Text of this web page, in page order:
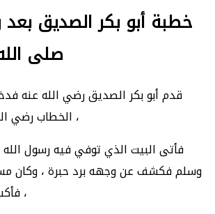
خطبة أبو بكر الصديق
صلى
قدم أبو بكر الصديق رضي الله عنه
الخطاب رضي الله عنه يحدث الناس ،
فأتى البيت الذي توفي فيه رسول الله
وسلم فكشف عن وجهه برد حبرة ، وكان
فأكب عليه ليقبل وجهه ،